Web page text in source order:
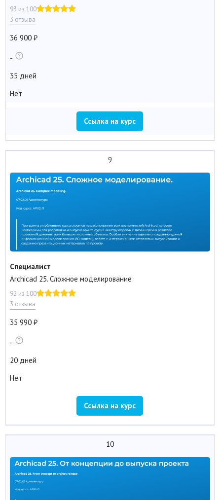
93 из 100
3 отзыва
36 900
-
35 дней
Нет
Ссылка на курс
9
Специалист
Archicad 25. Сложное моделирование
92 из 100
3 отзыва
35 990
-
20 дней
Нет
Ссылка на курс
10